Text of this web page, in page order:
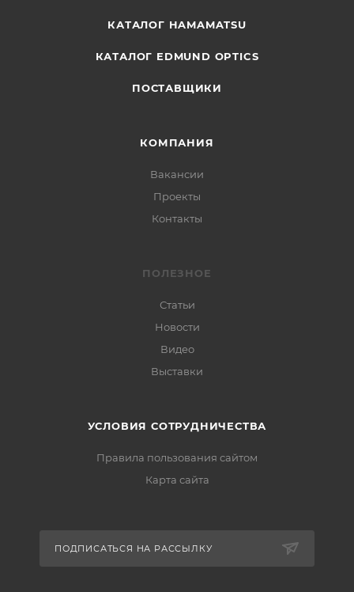
КАТАЛОГ HAMAMATSU
КАТАЛОГ EDMUND OPTICS
ПОСТАВЩИКИ
КОМПАНИЯ
Вакансии
Проекты
Контакты
ПОЛЕЗНОЕ
Статьи
Новости
Видео
Выставки
УСЛОВИЯ СОТРУДНИЧЕСТВА
Правила пользования сайтом
Карта сайта
ПОДПИСАТЬСЯ НА РАССЫЛКУ